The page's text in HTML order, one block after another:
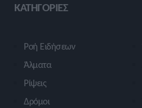
ΚΑΤΗΓΟΡΙΕΣ
Ροή Ειδήσεων
Άλματα
Ρίψεις
Δρόμοι